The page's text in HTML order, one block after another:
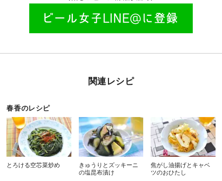
関連レシピ
春香のレシピ
とろける空芯菜炒め
きゅうりとズッキーニ
の塩昆布漬け
焦がし油揚げとキャベ
ツのおひたし